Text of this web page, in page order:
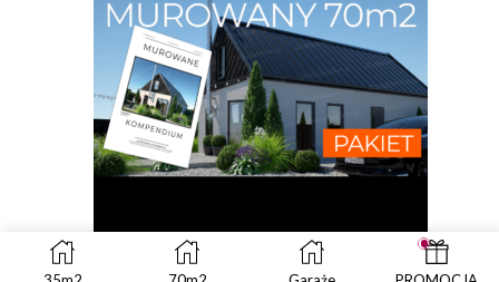
Polski ład 70m2 murowany PAKIET